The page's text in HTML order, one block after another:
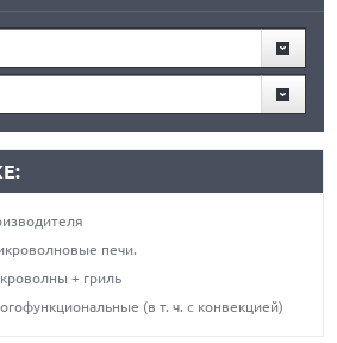
печи.
+ гриль
(в т. ч. с конвекцией)